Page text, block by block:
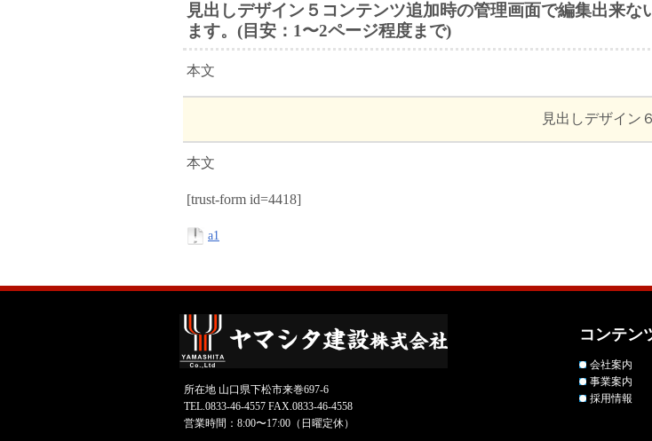
見出しデザイン５コンテンツ追加時の管理画面で編集出来
ます。(目安：1〜2ページ程度まで)
本文
見出しデザイン６
本文
[trust-form id=4418]
a1
所在地 山口県下松市来巻697-6
TEL.0833-46-4557 FAX.0833-46-4558
営業時間：8:00〜17:00（日曜定休）
コンテン
会社案内
事業案内
採用情報